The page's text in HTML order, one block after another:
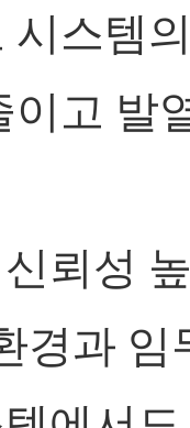
시스템
이고 발
뢰성
경과 임